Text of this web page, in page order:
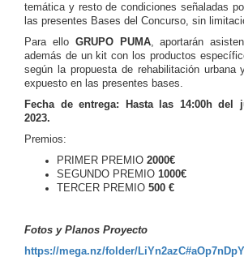
temática y resto de condiciones señaladas
las presentes Bases del Concurso, sin
Para ello GRUPO PUMA, aportarán
además de un kit con los productos
según la propuesta de rehabilitación urbana
expuesto en las presentes bases.
Fecha de entrega: Hasta las 14:00h del
2023.
Premios:
PRIMER PREMIO 2000€
SEGUNDO PREMIO 1000€
TERCER PREMIO 500 €
Fotos y Planos Proyecto
https://mega.nz/folder/